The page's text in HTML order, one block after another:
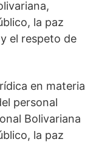
la paz
el respeto de
en materia
personal
Bolivariana
la paz